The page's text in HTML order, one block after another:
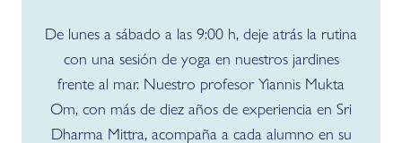
De lunes a sábado a las 9:00 h, deje atrás la rutina
con una sesión de yoga en nuestros jardines
frente al mar. Nuestro profesor Yiannis Mukta
Om, con más de diez años de experiencia en Sri
Dharma Mittra, acompaña a cada alumno en su